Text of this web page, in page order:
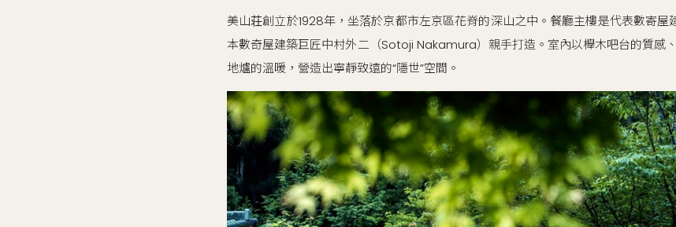
美山荘創立於1928年，坐落於京都市左京區花脊的深山之中。餐廳主樓是代表數寄屋
本數奇屋建築巨匠中村外二（Sotoji Nakamura）親手打造。室內以櫸木吧台的質感
地爐的溫暖，營造出寧靜致遠的“隱世”空間。